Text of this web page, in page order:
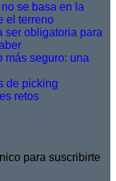
se basa en la
el terreno
ser obligatoria para
más seguro: una
de picking
retos
para suscribirte